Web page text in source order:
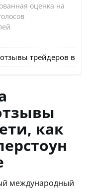
оценка на
трейдеров в
как
международный